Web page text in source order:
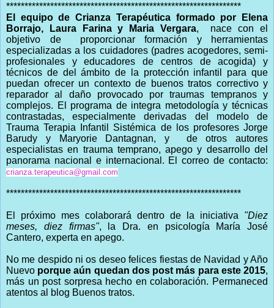
****************************************************************
El equipo de Crianza Terapéutica formado por Elena
Borrajo, Laura Farina y Maria Vergara, nace con el
objetivo de proporcionar formación y herramientas
especializadas a los cuidadores (padres acogedores, semi-
profesionales y educadores de centros de acogida) y
técnicos de del ámbito de la protección infantil para que
puedan ofrecer un contexto de buenos tratos correctivo y
reparador al daño provocado por traumas tempranos y
complejos. El programa de integra metodología y técnicas
contrastadas, especialmente derivadas del modelo de
Trauma Terapia Infantil Sistémica de los profesores Jorge
Barudy y Maryorie Dantagnan, y de otros autores
especialistas en trauma temprano, apego y desarrollo del
panorama nacional e internacional. El correo de contacto:
crianza.terapeutica@gmail.com
****************************************************************
El próximo mes colaborará dentro de la iniciativa "Diez
meses, diez firmas", la Dra. en psicología María José
Cantero, experta en apego.
No me despido ni os deseo felices fiestas de Navidad y Año
Nuevo porque aún quedan dos post más para este 2015,
más un post sorpresa hecho en colaboración. Permaneced
atentos al blog Buenos tratos.